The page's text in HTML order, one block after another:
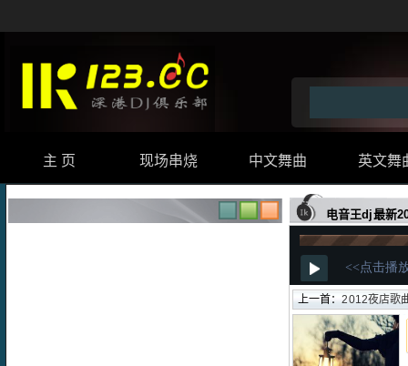
主 页 现场串烧 中文舞曲 英文舞
电音王dj最新
上一首：2012夜店歌